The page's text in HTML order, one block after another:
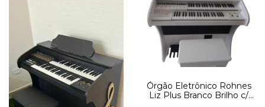
Órgão Eletrônico Rohnes
Liz Plus Branco Brilho c/